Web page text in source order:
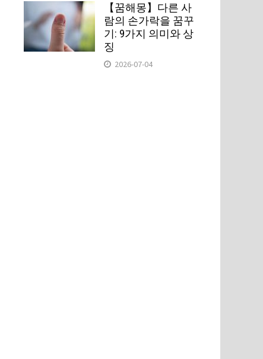
【꿈해몽】다른 사
람의 손가락을 꿈꾸
기: 9가지 의미와 상
징
2026-07-04